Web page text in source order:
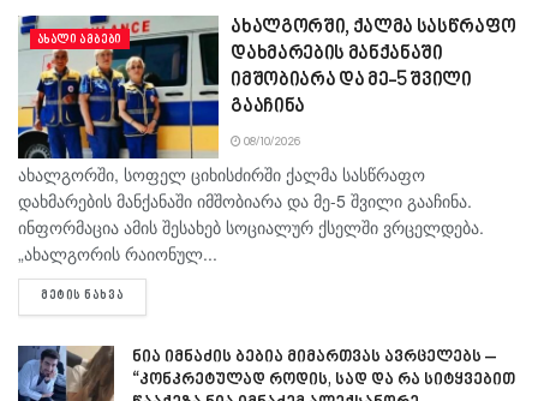
ᲐᲮᲐᲚᲘ ᲐᲛᲑᲔᲑᲘ
ახალგორში, ქალმა სასწრაფო
დახმარების მანქანაში
იმშობიარა და მე-5 შვილი
გააჩინა
08/10/2026
ახალგორში, სოფელ ციხისძირში ქალმა სასწრაფო
დახმარების მანქანაში იმშობიარა და მე-5 შვილი გააჩინა.
ინფორმაცია ამის შესახებ სოციალურ ქსელში ვრცელდება.
„ახალგორის რაიონულ...
ᲛᲔᲢᲘᲡ ᲜᲐᲮᲕᲐ
ნია იმნაძის ბებია მიმართვას ავრცელებს –
“კონკრეტულად როდის, სად და რა სიტყვებით